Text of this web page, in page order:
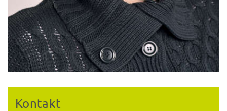
Kontakt